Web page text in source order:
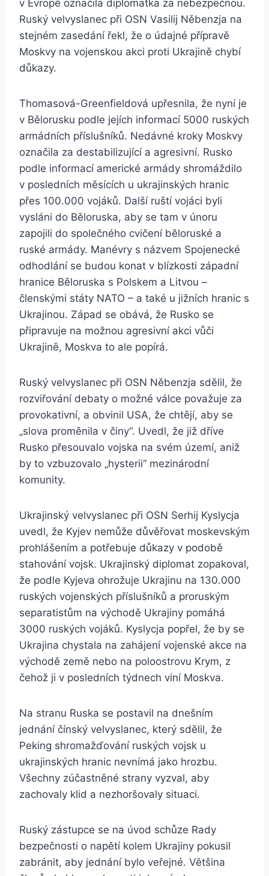
v Evropě označila diplomatka za nebezpečnou.
Ruský velvyslanec při OSN Vasilij Něbenzja na
stejném zasedání řekl, že o údajné přípravě
Moskvy na vojenskou akci proti Ukrajině chybí
důkazy.
Thomasová-Greenfieldová upřesnila, že nyní je
v Bělorusku podle jejích informací 5000 ruských
armádních příslušníků. Nedávné kroky Moskvy
označila za destabilizující a agresivní. Rusko
podle informací americké armády shromáždilo
v posledních měsících u ukrajinských hranic
přes 100.000 vojáků. Další ruští vojáci byli
vysláni do Běloruska, aby se tam v únoru
zapojili do společného cvičení běloruské a
ruské armády. Manévry s názvem Spojenecké
odhodlání se budou konat v blízkosti západní
hranice Běloruska s Polskem a Litvou –
členskými státy NATO – a také u jižních hranic s
Ukrajinou. Západ se obává, že Rusko se
připravuje na možnou agresivní akci vůči
Ukrajině, Moskva to ale popírá.
Ruský velvyslanec při OSN Něbenzja sdělil, že
rozviřování debaty o možné válce považuje za
provokativní, a obvinil USA, že chtějí, aby se
„slova proměnila v činy“. Uvedl, že již dříve
Rusko přesouvalo vojska na svém území, aniž
by to vzbuzovalo „hysterii“ mezinárodní
komunity.
Ukrajinský velvyslanec při OSN Serhij Kyslycja
uvedl, že Kyjev nemůže důvěřovat moskevským
prohlášením a potřebuje důkazy v podobě
stahování vojsk. Ukrajinský diplomat zopakoval,
že podle Kyjeva ohrožuje Ukrajinu na 130.000
ruských vojenských příslušníků a proruským
separatistům na východě Ukrajiny pomáhá
3000 ruských vojáků. Kyslycja popřel, že by se
Ukrajina chystala na zahájení vojenské akce na
východě země nebo na poloostrovu Krym, z
čehož ji v posledních týdnech viní Moskva.
Na stranu Ruska se postavil na dnešním
jednání čínský velvyslanec, který sdělil, že
Peking shromažďování ruských vojsk u
ukrajinských hranic nevnímá jako hrozbu.
Všechny zúčastněné strany vyzval, aby
zachovaly klid a nezhoršovaly situaci.
Ruský zástupce se na úvod schůze Rady
bezpečnosti o napětí kolem Ukrajiny pokusil
zabránit, aby jednání bylo veřejné. Většina